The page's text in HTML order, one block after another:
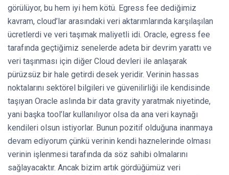
görülüyor, bu hem iyi hem kötü. Egress fee dediğimiz
kavram, cloud’lar arasındaki veri aktarımlarında karşılaşılan
ücretlerdi ve veri taşımak maliyetli idi. Oracle, egress fee
tarafında geçtiğimiz senelerde adeta bir devrim yarattı ve
veri taşınması için diğer Cloud devleri ile anlaşarak
pürüzsüz bir hale getirdi desek yeridir. Verinin hassas
noktalarını sektörel bilgileri ve güvenilirliği ile kendisinde
taşıyan Oracle aslında bir data gravity yaratmak niyetinde,
yani başka tool’lar kullanılıyor olsa da ana veri kaynağı
kendileri olsun istiyorlar. Bunun pozitif olduğuna inanmaya
devam ediyorum çünkü verinin kendi haznelerinde olması
verinin işlenmesi tarafında da söz sahibi olmalarını
sağlayacaktır. Ancak bizim artık gördüğümüz veri